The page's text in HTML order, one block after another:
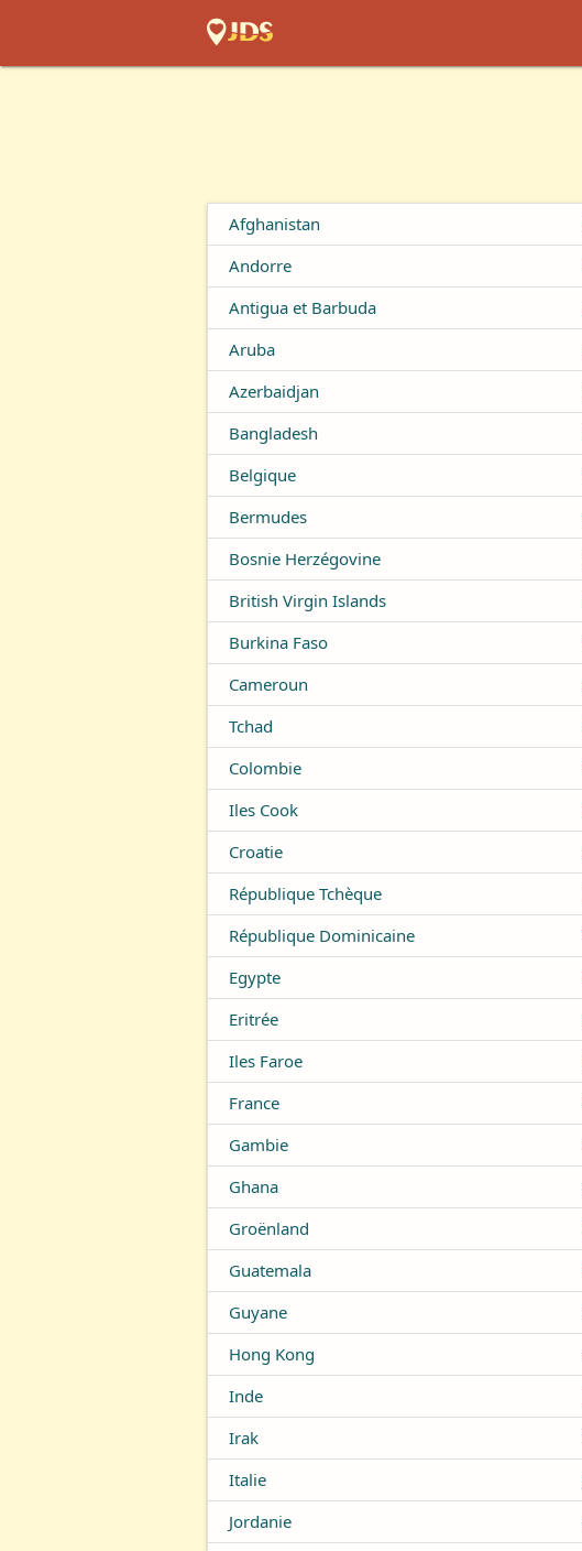
Afghanistan
Andorre
Antigua et Barbuda
Aruba
Azerbaidjan
Bangladesh
Belgique
Bermudes
Bosnie Herzégovine
British Virgin Islands
Burkina Faso
Cameroun
Tchad
Colombie
Iles Cook
Croatie
République Tchèque
République Dominicaine
Egypte
Eritrée
Iles Faroe
France
Gambie
Ghana
Groënland
Guatemala
Guyane
Hong Kong
Inde
Irak
Italie
Jordanie